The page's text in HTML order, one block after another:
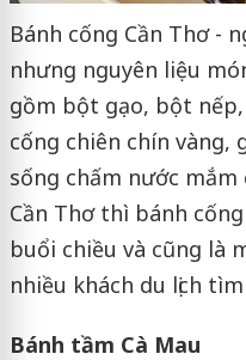
Bánh cống Cần Thơ -
nhưng nguyên liệu
gồm bột gạo, bột
cống chiên chín vàng,
sống chấm nước
Cần Thơ thì bánh
buổi chiều và cũng là
nhiều khách du lịch
Bánh tầm Cà Mau